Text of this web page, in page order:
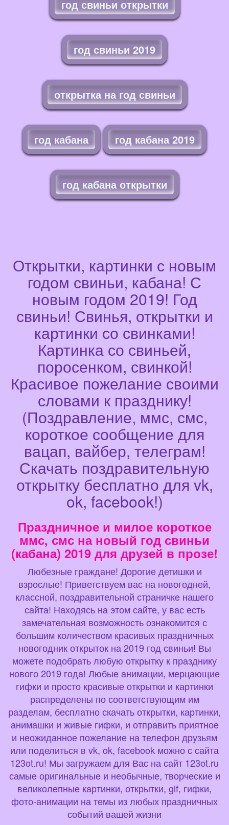
год свиньи открытки
год свиньи 2019
открытка на год свиньи
год кабана год кабана 2019
год кабана открытки
Открытки, картинки с новым
годом свиньи, кабана! С
новым годом 2019! Год
свиньи! Свинья, открытки и
картинки со свинками!
Картинка со свиньей,
поросенком, свинкой!
Красивое пожелание своими
словами к празднику!
(Поздравление, ммс, смс,
короткое сообщение для
вацап, вайбер, телеграм!
Скачать поздравительную
открытку бесплатно для vk,
ok, facebook!)
Праздничное и милое короткое
ммс, смс на новый год свиньи
(кабана) 2019 для друзей в прозе!
Любезные граждане! Дорогие детишки и
взрослые! Приветствуем вас на новогодней,
классной, поздравительной страничке нашего
сайта! Находясь на этом сайте, у вас есть
замечательная возможность ознакомится с
большим количеством красивых праздничных
новогодник открыток на 2019 год свиньи! Вы
можете подобрать любую открытку к празднику
нового 2019 года! Любые анимации, мерцающие
гифки и просто красивые открытки и картинки
распределены по соответствующим им
разделам, бесплатно скачать открытки, картинки,
анимашки и живые гифки, и отправить приятное
и неожиданное пожелание на телефон друзьям
или поделиться в vk, ok, facebook можно с сайта
123ot.ru! Мы загружаем для Вас на сайт 123ot.ru
самые оригинальные и необычные, творческие и
великолепные картинки, открытки, gif, гифки,
фото-анимации на темы из любых праздничных
событий вашей жизни